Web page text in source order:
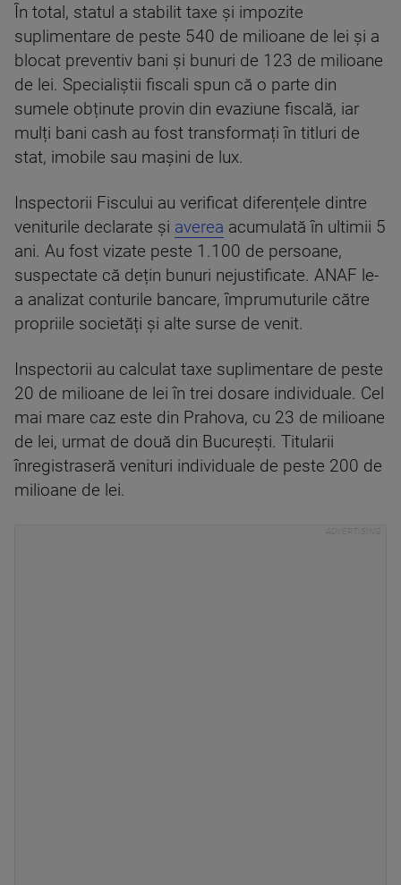
În total, statul a stabilit taxe și impozite
suplimentare de peste 540 de milioane de lei și a
blocat preventiv bani și bunuri de 123 de milioane
de lei. Specialiștii fiscali spun că o parte din
sumele obținute provin din evaziune fiscală, iar
mulți bani cash au fost transformați în titluri de
stat, imobile sau mașini de lux.
Inspectorii Fiscului au verificat diferențele dintre
veniturile declarate și averea acumulată în ultimii 5
ani. Au fost vizate peste 1.100 de persoane,
suspectate că dețin bunuri nejustificate. ANAF le-
a analizat conturile bancare, împrumuturile către
propriile societăți și alte surse de venit.
Inspectorii au calculat taxe suplimentare de peste
20 de milioane de lei în trei dosare individuale. Cel
mai mare caz este din Prahova, cu 23 de milioane
de lei, urmat de două din București. Titularii
înregistraseră venituri individuale de peste 200 de
milioane de lei.